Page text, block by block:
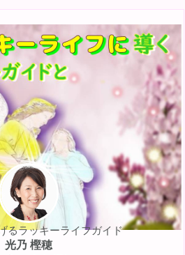
るラッキーライフガイド
光乃 樫穂